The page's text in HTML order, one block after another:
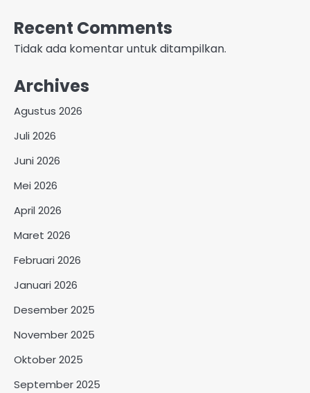
Recent Comments
Tidak ada komentar untuk ditampilkan.
Archives
Agustus 2026
Juli 2026
Juni 2026
Mei 2026
April 2026
Maret 2026
Februari 2026
Januari 2026
Desember 2025
November 2025
Oktober 2025
September 2025